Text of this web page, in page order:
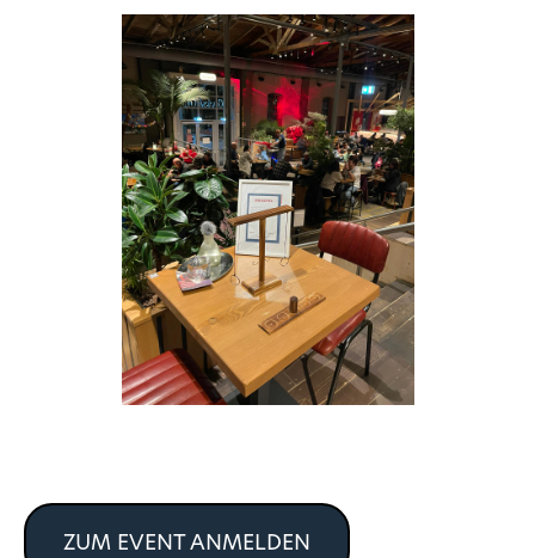
ZUM EVENT ANMELDEN